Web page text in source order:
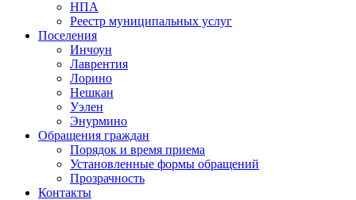
НПА
Реестр муниципальных услуг
Поселения
Инчоун
Лаврентия
Лорино
Нешкан
Уэлен
Энурмино
Обращения граждан
Порядок и время приема
Установленные формы обращений
Прозрачность
Контакты